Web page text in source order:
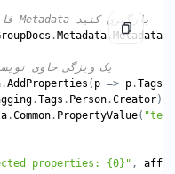
// فایل را در نمونه ای از کلاس Metadata بارگیری کنید
. Metadata . Metadata
// یک ویژگی حاوی
.AddProperties ( p => p .Tags
.Tags . Person .Creator
.Common . PropertyValue(
properties: {0}" ,